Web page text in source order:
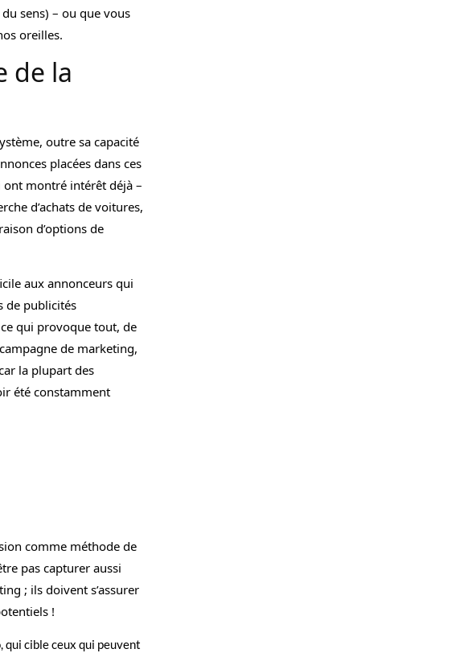
sens) – ou que vous
oreilles.
de la
outre sa capacité
placées dans ces
ont montré intérêt déjà –
d’achats de voitures,
d’options de
aux annonceurs qui
de publicités
qui provoque tout, de
de marketing,
la plupart des
été constamment
comme méthode de
pas capturer aussi
; ils doivent s’assurer
!
qui cible ceux qui peuvent